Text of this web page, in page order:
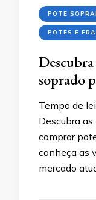
POTE
POTES E
soprado
Tempo de
Descubra
comprar
conheça as
mercado